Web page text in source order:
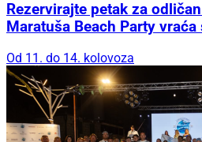
Rezervirajte petak za
Maratuša Beach Party
Od 11. do 14. kolovoza